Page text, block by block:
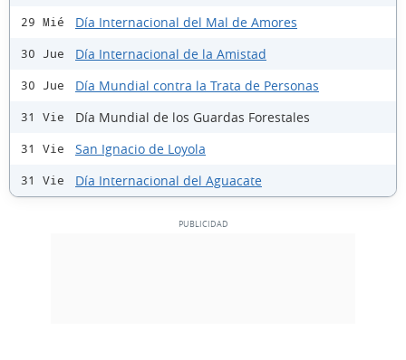
29 Mié Día Internacional del Mal de Amores
30 Jue Día Internacional de la Amistad
30 Jue Día Mundial contra la Trata de Personas
31 Vie Día Mundial de los Guardas Forestales
31 Vie San Ignacio de Loyola
31 Vie Día Internacional del Aguacate